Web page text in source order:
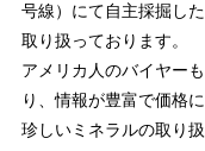
号線）にて自主採掘し
取り扱っております。
アメリカ人のバイヤー
り、情報が豊富で価格
珍しいミネラルの取り